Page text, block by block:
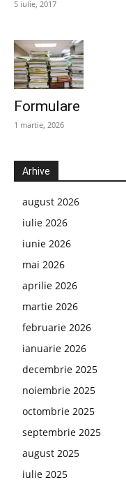
5 iulie, 2017
Formulare
1 martie, 2026
Arhive
august 2026
iulie 2026
iunie 2026
mai 2026
aprilie 2026
martie 2026
februarie 2026
ianuarie 2026
decembrie 2025
noiembrie 2025
octombrie 2025
septembrie 2025
august 2025
iulie 2025